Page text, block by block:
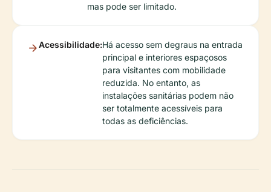
mas pode ser limitado.
Acessibilidade:Há acesso sem degraus na entrada
principal e interiores espaçosos
para visitantes com mobilidade
reduzida. No entanto, as
instalações sanitárias podem não
ser totalmente acessíveis para
todas as deficiências.